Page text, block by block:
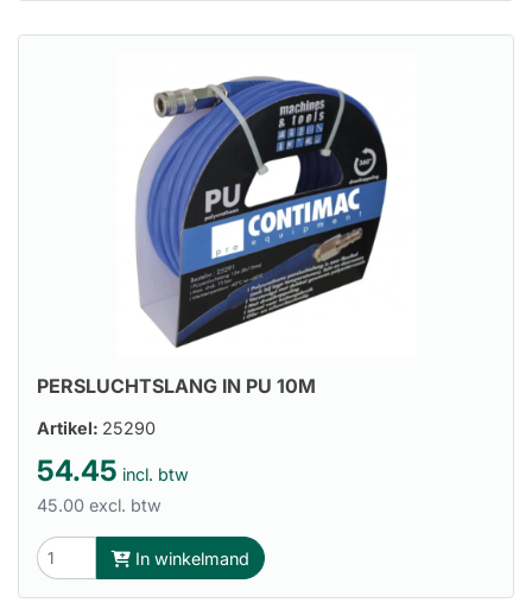
PERSLUCHTSLANG IN PU 10M
Artikel: 25290
54.45 incl. btw
45.00 excl. btw
In winkelmand